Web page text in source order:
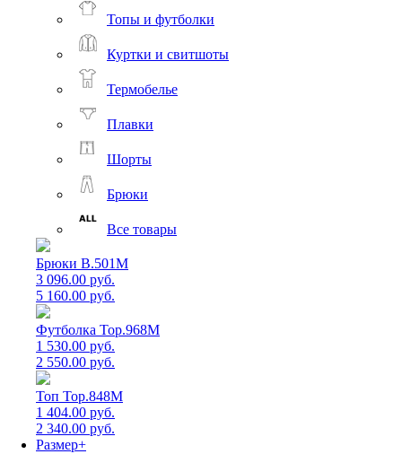
Топы и футболки
Куртки и свитшоты
Термобелье
Плавки
Шорты
Брюки
Все товары
Брюки B.501M
3 096.00 руб.
5 160.00 руб.
Футболка Top.968M
1 530.00 руб.
2 550.00 руб.
Топ Top.848M
1 404.00 руб.
2 340.00 руб.
Размер+